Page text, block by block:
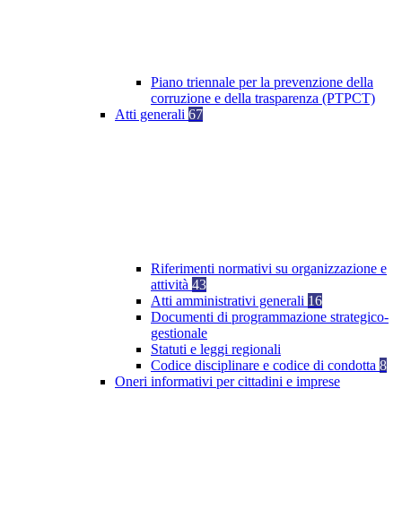
Piano triennale per la prevenzione della
corruzione e della trasparenza (PTPCT)
Atti generali 67
Riferimenti normativi su organizzazione e
attività 43
Atti amministrativi generali 16
Documenti di programmazione strategico-
gestionale
Statuti e leggi regionali
Codice disciplinare e codice di condotta 8
Oneri informativi per cittadini e imprese